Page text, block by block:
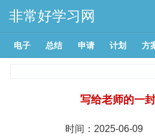
非常好学习网
电子 总结 申请 计划 方
写给老师的一
时间：2025-06-09